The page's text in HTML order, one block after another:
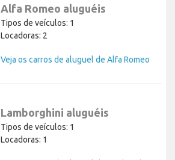
Alfa Romeo aluguéis
Tipos de veículos: 1
Locadoras: 2
Veja os carros de aluguel de Alfa Romeo
Lamborghini aluguéis
Tipos de veículos: 1
Locadoras: 1